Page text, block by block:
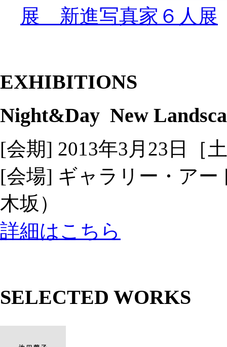
展 新進写真家６人展
EXHIBITIONS
Night&Day New
[会期] 2013年3月23日［
[会場] ギャラリー・ア
木坂）
詳細はこちら
SELECTED WORKS